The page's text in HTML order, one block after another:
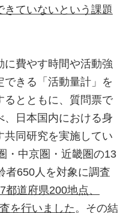
ていないという課題
に費やす時間や活動強
できる「活動量計」を
るとともに、質問票で
、日本国内における身
同研究を実施してい
・中京圏・近畿圏の13
者650人を対象に調査
道府県200地点、
を行いました。その結